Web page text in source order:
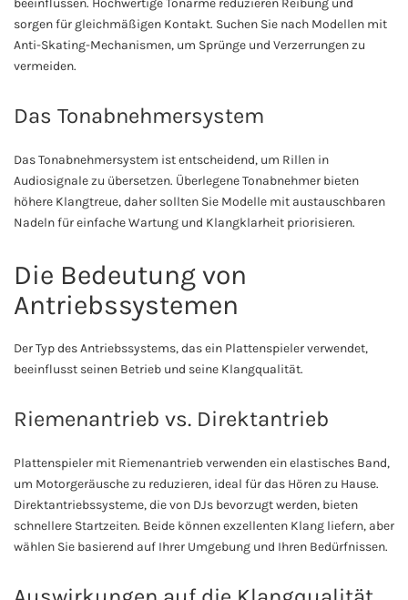
beeinflussen. Hochwertige Tonarme reduzieren Reibung und
sorgen für gleichmäßigen Kontakt. Suchen Sie nach Modellen mit
Anti-Skating-Mechanismen, um Sprünge und Verzerrungen zu
vermeiden.
Das Tonabnehmersystem
Das Tonabnehmersystem ist entscheidend, um Rillen in
Audiosignale zu übersetzen. Überlegene Tonabnehmer bieten
höhere Klangtreue, daher sollten Sie Modelle mit austauschbaren
Nadeln für einfache Wartung und Klangklarheit priorisieren.
Die Bedeutung von
Antriebssystemen
Der Typ des Antriebssystems, das ein Plattenspieler verwendet,
beeinflusst seinen Betrieb und seine Klangqualität.
Riemenantrieb vs. Direktantrieb
Plattenspieler mit Riemenantrieb verwenden ein elastisches Band,
um Motorgeräusche zu reduzieren, ideal für das Hören zu Hause.
Direktantriebssysteme, die von DJs bevorzugt werden, bieten
schnellere Startzeiten. Beide können exzellenten Klang liefern, aber
wählen Sie basierend auf Ihrer Umgebung und Ihren Bedürfnissen.